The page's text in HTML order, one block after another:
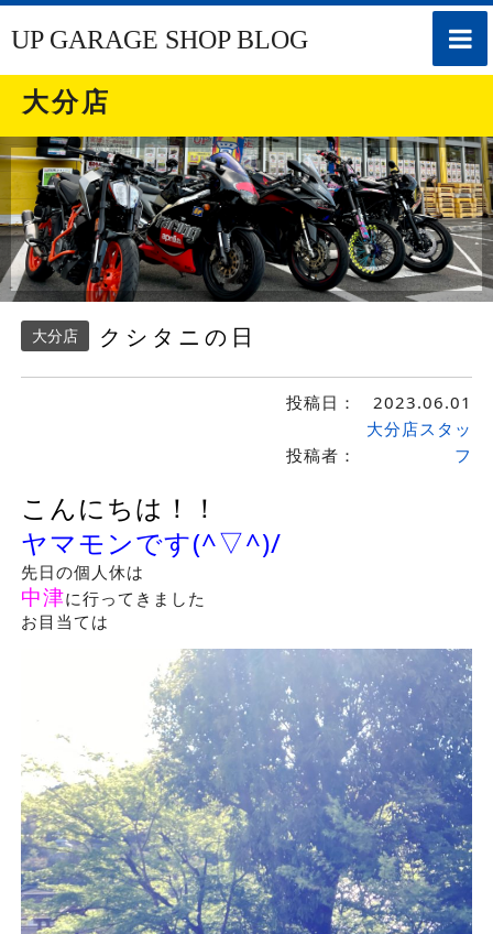
toggle
UP GARAGE SHOP BLOG
大分店
大分店 クシタニの日
投稿日： 2023.06.01
投稿者：
大分店スタッ
フ
こんにちは！！
ヤマモンです(^▽^)/
先日の個人休は
中津に行ってきました
お目当ては